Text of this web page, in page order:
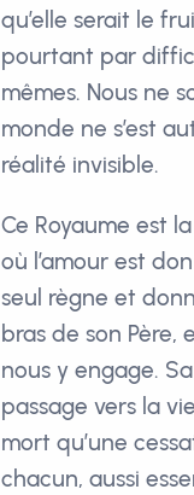
qu’elle serait le
pourtant par
mêmes. Nous ne
monde ne s’est
réalité invisible.
Ce Royaume est
où l’amour est
seul règne et
bras de son Père,
nous y engage.
passage vers la
mort qu’une
chacun, aussi